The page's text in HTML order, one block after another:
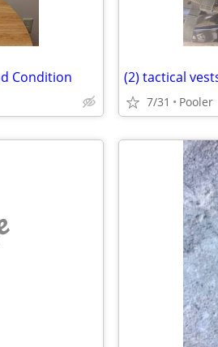
Condition (2) tactical
7/31 Pooler